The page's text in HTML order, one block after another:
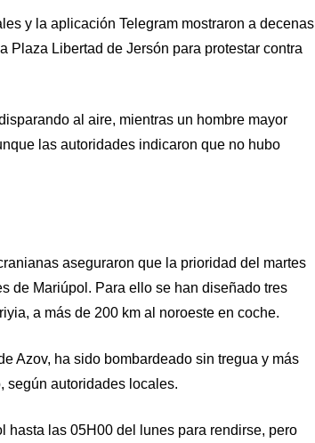
y la aplicación Telegram mostraron a decenas
Plaza Libertad de Jersón para protestar contra
al aire, mientras un hombre mayor
las autoridades indicaron que no hubo
aseguraron que la prioridad del martes
de Mariúpol. Para ello se han diseñado tres
a más de 200 km al noroeste en coche.
Azov, ha sido bombardeado sin tregua y más
según autoridades locales.
hasta las 05H00 del lunes para rendirse, pero